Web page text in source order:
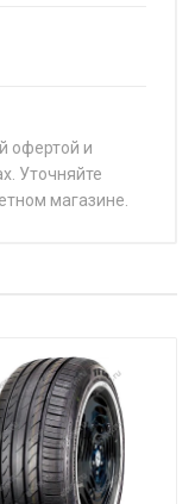
офертой и
Уточняйте
магазине.
RunFlat